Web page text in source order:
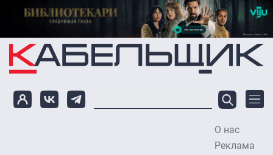
Перейти к основному содержанию
О нас
Реклама